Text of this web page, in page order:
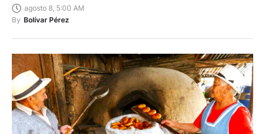
agosto 8, 5:00 AM
By Bolívar Pérez